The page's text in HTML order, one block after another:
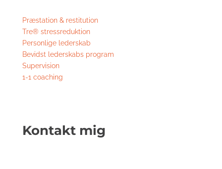
Præstation & restitution
Tre® stressreduktion
Personlige lederskab
Bevidst lederskabs program
Supervision
1-1 coaching
Kontakt mig